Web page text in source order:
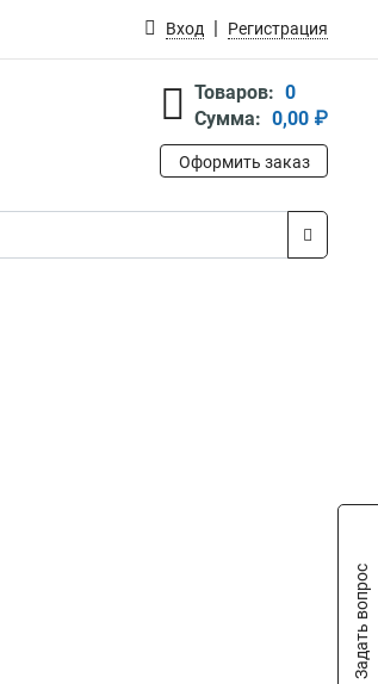
Вход Регистрация
Товаров: 0
Сумма: 0,00 ₽
Оформить заказ
Задать вопрос